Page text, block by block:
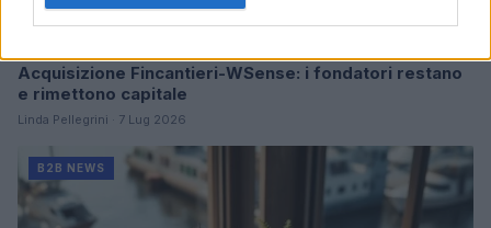
Acquisizione Fincantieri-WSense: i fondatori restano
e rimettono capitale
Linda Pellegrini · 7 Lug 2026
B2B NEWS